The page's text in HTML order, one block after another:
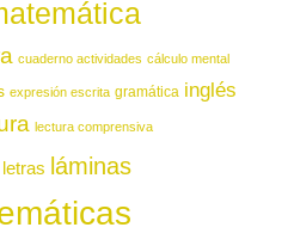
cuaderno actividades cálculo mental
expresión escrita gramática inglés
lectura comprensiva
letras láminas